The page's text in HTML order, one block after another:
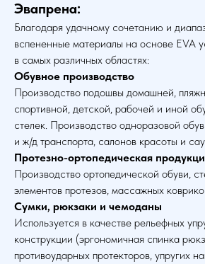
Эвапрена:
Благодаря удачному сочетанию и
вспененные материалы на основе EVA
в самых различных областях:
Обувное производство
Производство подошвы домашней,
спортивной, детской, рабочей и иной
стелек. Производство одноразовой
и ж/д транспорта, салонов красоты и
Протезно-ортопедическая
Производство ортопедической обуви,
элементов протезов, массажных
Сумки, рюкзаки и чемоданы
Используется в качестве рельефных
конструкции (эргономичная спинка
противоударных протекторов, упругих